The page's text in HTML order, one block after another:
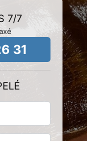
7/7
31